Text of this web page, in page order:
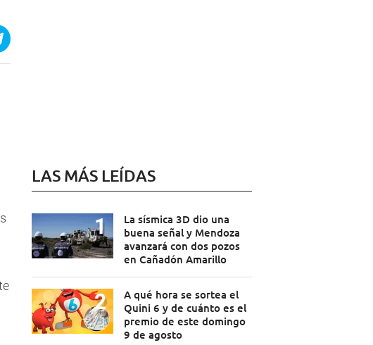
LAS MÁS LEÍDAS
La sísmica 3D dio una
buena señal y Mendoza
avanzará con dos pozos
en Cañadón Amarillo
A qué hora se sortea el
Quini 6 y de cuánto es el
premio de este domingo
9 de agosto